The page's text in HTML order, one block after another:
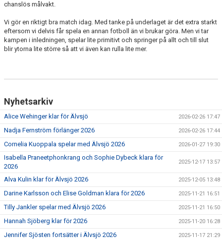
chanslös målvakt.
Vi gör en riktigt bra match idag. Med tanke på underlaget är det extra starkt
eftersom vi delvis får spela en annan fotboll än vi brukar göra. Men vi tar
kampen i inledningen, spelar lite primitivt och springer på allt och till slut
blir ytorna lite större så att vi även kan rulla lite mer.
Nyhetsarkiv
Alice Wehinger klar för Älvsjö 2026-02-26 17:47
Nadja Fernström förlänger 2026 2026-02-26 17:44
Cornelia Kuoppala spelar med Älvsjö 2026 2026-01-27 19:30
Isabella Praneetphonkrang och Sophie Dybeck klara för
2026
2025-12-17 13:57
Alva Kulin klar för Älvsjö 2026 2025-12-05 13:48
Darine Karlsson och Elise Goldman klara för 2026 2025-11-21 16:51
Tilly Jankler spelar med Älvsjö 2026 2025-11-21 16:50
Hannah Sjöberg klar för 2026 2025-11-20 16:28
Jennifer Sjösten fortsätter i Älvsjö 2026 2025-11-17 21:29